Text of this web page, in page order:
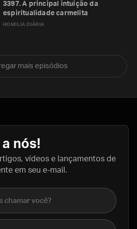
HOMILIA DIÁRIA
3397. A principal intuição da
espiritualidade carmelita
mais episódios
nós!
vídeos e lançamentos de
em seu e-mail.